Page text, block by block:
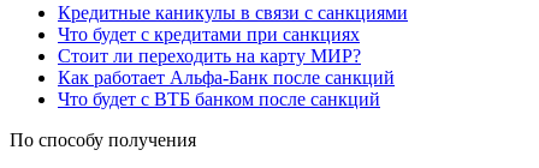
Кредитные каникулы в связи с санкциями
Что будет с кредитами при санкциях
Стоит ли переходить на карту МИР?
Как работает Альфа-Банк после санкций
Что будет с ВТБ банком после санкций
По способу получения